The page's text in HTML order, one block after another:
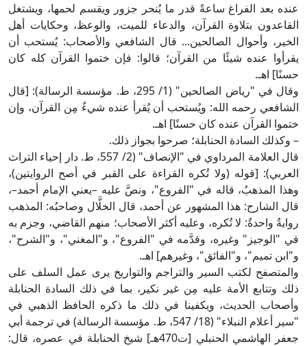
بعد الفراغ ساعةً قدر ما يُنحر جزور ويقسم لحمها، ويشتغل
بتلاوة القرآن، والدعاء للميت، والوعظ، وحكايات أهل
وأحوال الصالحين... قال الشافعي والأصحاب: يُستحب أن
عنده شيئًا من القرآن؛ قالوا: فإن ختموا القرآن كله كان
اهـ.
وقال في "رياض الصالحين" (1/ 295، ط. مؤسسة الرسالة): [قال
رحمه الله: ويُستحب أن يُقرأ عنده شيءٌ مِن القرآن، وإن
القرآن عنده كان حسنًا] اهـ.
وكذلك السادة الحنابلة؛ صرحوا بجواز ذلك.
قال العلامة المرداوي في "الإنصاف" (2/ 557، ط. دار إحياء التراث
[قوله (ولا تُكره القراءة على القبر في أصح الروايتين)،
المذهبُ، قاله في "الفروع"، ونصَّ عليه –يعني الإمام أحمد–،
الشارح: هذا المشهور عن أحمد، قال الخلَّال وصاحبُه: المذهب
واحدةٌ: لا تُكره، وعليه أكثر الأصحاب؛ منهم القاضي، وجزم به
"الوجيز" وغيره، وقدَّمه في "الفروع"، و"المغني"، و"الشرح"،
تميم"، و"الفائق"، وغيرهم] اهـ.
لكتب السير والتراجم والتواريخ يرى عمل السلف على
وتتابع الأمة عليه مِن غير نكير، بما في ذلك السادة الحنابلة
الحديث، ويكفينا في ذلك ما ذكره الحافظ الذهبي في
"سير أعلام النبلاء" (18/ 547، ط. مؤسسة الرسالة) في ترجمة أبي
جعفر الهاشمي الحنبلي [ت470هـ] شيخ الحنابلة في عصره، قال: